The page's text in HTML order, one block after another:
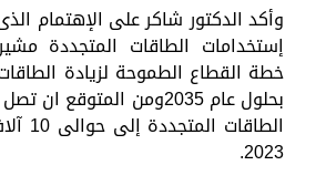
وأكد الدكتور شاكر على الإهتمام
إستخدامات الطاقات المتجددة
بحلول عام 2035ومن
2023.